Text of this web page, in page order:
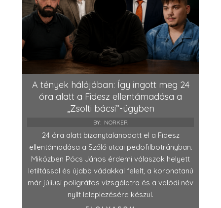
A tények hálójában: Így ingott meg 24
óra alatt a Fidesz ellentámadása a
„Zsolti bácsi”-ügyben
BY: NORKER
24 óra alatt bizonytalanodott el a Fidesz
ellentámadása a Szőlő utcai pedofilbotrányban.
Miközben Pócs János érdemi válaszok helyett
letiltással és újabb vádakkal felelt, a koronatanú
már júliusi poligráfos vizsgálatra és a valódi név
nyílt leleplezésére készül.